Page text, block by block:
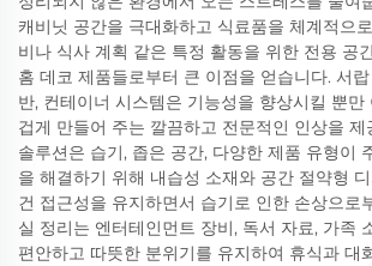
캐비닛 공간을 극대화하고 식료품을 체계적으
비나 식사 계획 같은 특정 활동을 위한 전용 공
홈 데코 제품들로부터 큰 이점을 얻습니다. 서
반, 컨테이너 시스템은 기능성을 향상시킬 뿐만
겁게 만들어 주는 깔끔하고 전문적인 인상을 제
솔루션은 습기, 좁은 공간, 다양한 제품 유형이
을 해결하기 위해 내습성 소재와 공간 절약형
건 접근성을 유지하면서 습기로 인한 손상으로
실 정리는 엔터테인먼트 장비, 독서 자료, 가족
편안하고 따뜻한 분위기를 유지하여 휴식과 대